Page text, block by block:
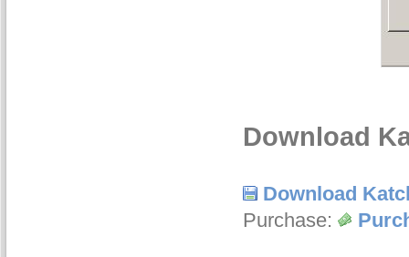
Download
Download
Purchase: